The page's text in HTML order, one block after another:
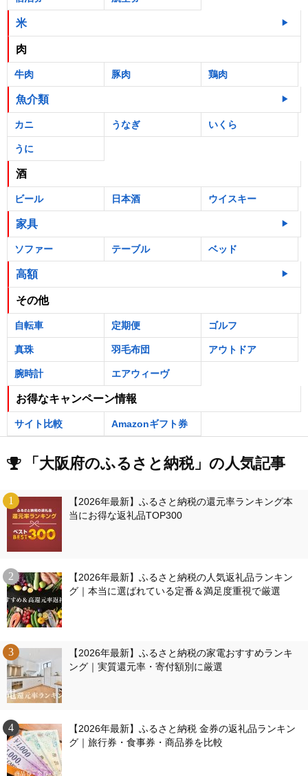
米
肉
牛肉 豚肉 鶏肉
魚介類
カニ うなぎ いくら
うに
酒
ビール 日本酒 ウイスキー
家具
ソファー テーブル ベッド
高額
その他
自転車 定期便 ゴルフ
真珠 羽毛布団 アウトドア
腕時計 エアウィーヴ
お得なキャンペーン情報
サイト比較 Amazonギフト券
「大阪府のふるさと納税」の人気記事
【2026年最新】ふるさと納税の還元率ランキング本
当にお得な返礼品TOP300
【2026年最新】ふるさと納税の人気返礼品ランキン
グ｜本当に選ばれている定番＆満足度重視で厳選
【2026年最新】ふるさと納税の家電おすすめランキ
ング｜実質還元率・寄付額別に厳選
【2026年最新】ふるさと納税 金券の返礼品ランキン
グ｜旅行券・食事券・商品券を比較